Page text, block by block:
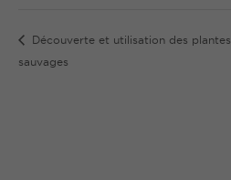
Découverte et utilisation des plantes
sauvages